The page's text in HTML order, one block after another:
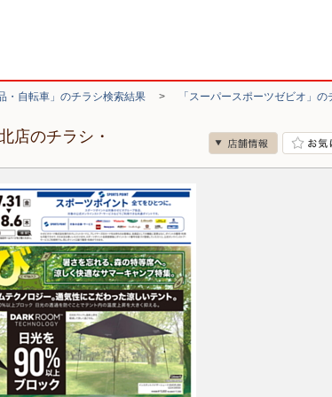
・自転車」のチラシ検索結果 > 「スーパースポーツゼビオ」
店のチラシ・